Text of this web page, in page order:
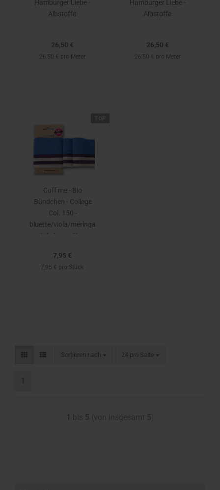
Hamburger Liebe -
Albstoffe
26,50 €
26,50 € pro Meter
Hamburger Liebe -
Albstoffe
26,50 €
26,50 € pro Meter
Cuff me - Bio
Bündchen - College
Col. 150 -
bluette/viola/meringa
- Life Loves You -
7,95 €
7,95 € pro Stück
Sortieren nach 24 pro Seite
1